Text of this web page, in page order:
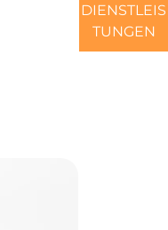
DIENSTLEIS
TUNGEN